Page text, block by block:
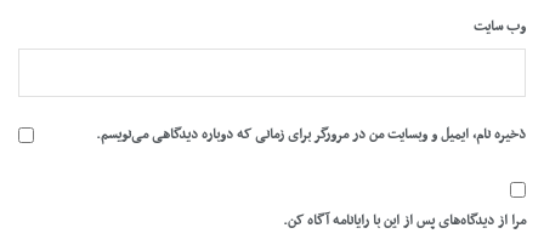
وب‌ سایت
ذخیره نام، ایمیل و وبسایت من در مرورگر برای زمانی که دوباره دیدگاهی می‌نویسم.
مرا از دیدگاه‌های پس از این با رایانامه آگاه کن.